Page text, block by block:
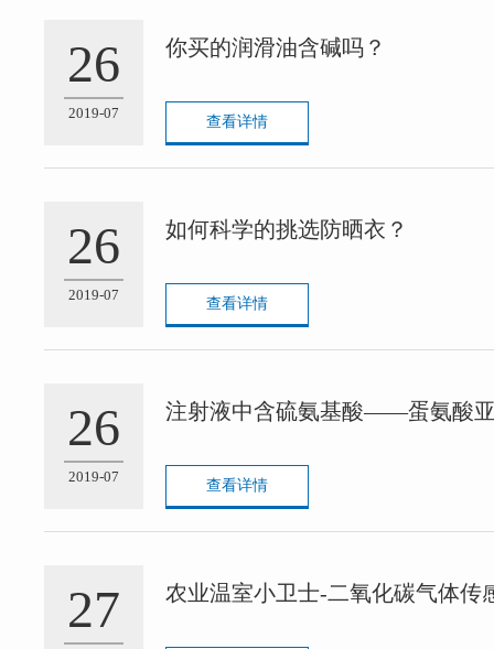
26
2019-07
你买的润滑油含碱吗？
查看详情
26
2019-07
如何科学的挑选防晒衣？
查看详情
26
2019-07
注射液中含硫氨基酸——蛋氨酸
查看详情
27 农业温室小卫士-二氧化碳气体传